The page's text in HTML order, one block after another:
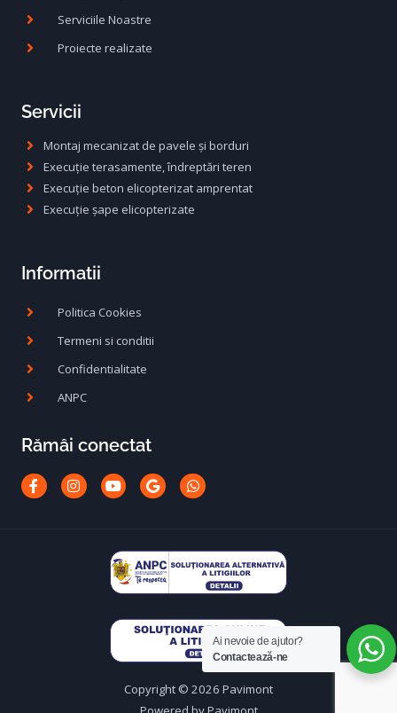
Serviciile Noastre
Proiecte realizate
Servicii
Montaj mecanizat de pavele și borduri
Execuție terasamente, îndreptări teren
Execuție beton elicopterizat amprentat
Execuție șape elicopterizate
Informatii
Politica Cookies
Termeni si conditii
Confidentialitate
ANPC
Rămâi conectat
Facebook-
f
Instagram
YoutubeGoogleWhatsapp
Copyright © 2026 Pavimont
Ai nevoie de ajutor?
Contactează-ne